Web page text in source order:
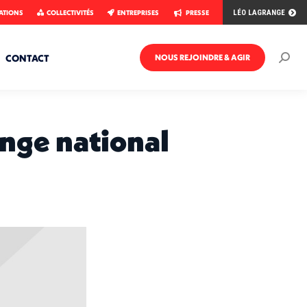
COLLECTIVITÉS ENTREPRISES PRESSE LÉO LAGRANGE
CONTACT NOUS REJOINDRE & AGIR
national